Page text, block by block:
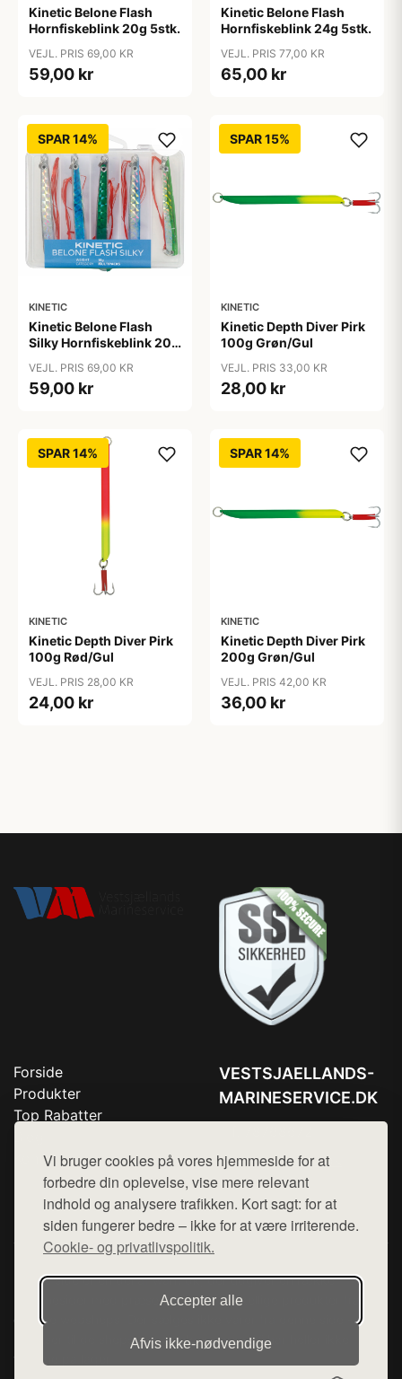
Vi bruger cookies på vores hjemmeside for at
forbedre din oplevelse, vise mere relevant
indhold og analysere trafikken. Kort sagt: for at
siden fungerer bedre – ikke for at være irriterende.
Cookie- og privatlivspolitik.
Accepter alle
Afvis ikke‑nødvendige
Kinetic Belone Flash
Hornfiskeblink 20g 5stk.
VEJL. PRIS 69,00 KR
59,00 kr
Kinetic Belone Flash
Hornfiskeblink 24g 5stk.
VEJL. PRIS 77,00 KR
65,00 kr
SPAR 14%
KINETIC
Kinetic Belone Flash
Silky Hornfiskeblink 20g
VEJL. PRIS 69,00 KR
59,00 kr
SPAR 15%
KINETIC
Kinetic Depth Diver Pirk
100g Grøn/Gul
VEJL. PRIS 33,00 KR
28,00 kr
SPAR 14%
KINETIC
Kinetic Depth Diver Pirk
100g Rød/Gul
VEJL. PRIS 28,00 KR
24,00 kr
SPAR 14%
KINETIC
Kinetic Depth Diver Pirk
200g Grøn/Gul
VEJL. PRIS 42,00 KR
36,00 kr
Forside
Produkter
Top Rabatter
Kontakt
VESTSJAELLANDS-
MARINESERVICE.DK
Mail:hej@want.dk
Cookie- og privatlivspolitik
Denne side er en del af want.dk, der udgiver en række
hjemmesider med præsentation af forskellige produkter fra
diverse webshops. Der sælges ikke varer fra denne side - vi
henviser til de shops, som sælger varen. Vi har heller ikke
varerne på lager.